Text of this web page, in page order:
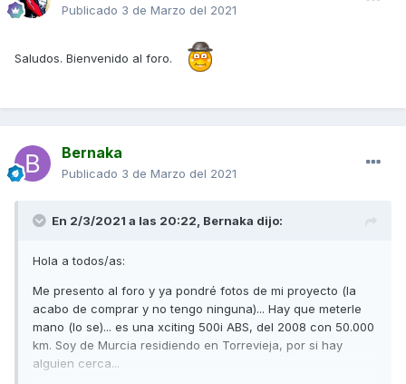
Publicado 3 de Marzo del 2021
Saludos. Bienvenido al foro.
Bernaka
Publicado 3 de Marzo del 2021
En 2/3/2021 a las 20:22, Bernaka dijo:
Hola a todos/as:
Me presento al foro y ya pondré fotos de mi proyecto (la
acabo de comprar y no tengo ninguna)... Hay que meterle
mano (lo se)... es una xciting 500i ABS, del 2008 con 50.000
km. Soy de Murcia residiendo en Torrevieja, por si hay
alguien cerca...